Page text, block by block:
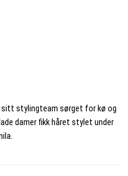
sitt stylingteam sørget for kø og
damer fikk håret stylet under